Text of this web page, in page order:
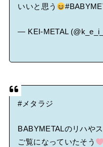
いいと思う
— KEI-METAL
#メタラジ
BABYMETALのリハや
ご覧になっていたそう